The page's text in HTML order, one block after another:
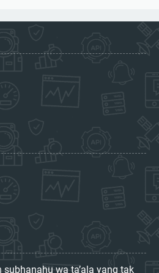
wa ta’ala yang tak